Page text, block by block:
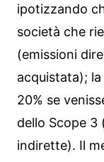
ipotizzando
società che
(emissioni
acquistata);
20% se
dello Scope 3
indirette). Il